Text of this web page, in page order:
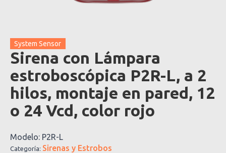
System Sensor
Sirena con Lámpara
estroboscópica P2R-L, a 2
hilos, montaje en pared, 12
o 24 Vcd, color rojo
Modelo: P2R-L
Categoría: Sirenas y Estrobos